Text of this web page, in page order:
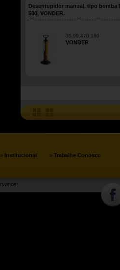
Desentupidor manual, tipo bomba
500, VONDER.
35.99.470.180
VONDER
» Institucional » Trabalhe Conosco